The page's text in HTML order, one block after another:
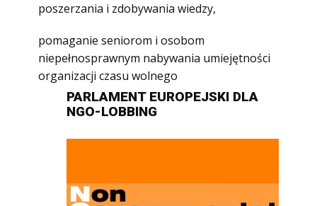
poszerzania i zdobywania wiedzy,
pomaganie seniorom i osobom
niepełnosprawnym nabywania umiejętności
organizacji czasu wolnego
PARLAMENT EUROPEJSKI DLA
NGO-LOBBING